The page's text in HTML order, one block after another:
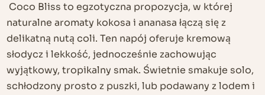
Coco Bliss to egzotyczna propozycja, w której
naturalne aromaty kokosa i ananasa łączą się z
delikatną nutą coli. Ten napój oferuje kremową
słodycz i lekkość, jednocześnie zachowując
wyjątkowy, tropikalny smak. Świetnie smakuje solo,
schłodzony prosto z puszki, lub podawany z lodem i